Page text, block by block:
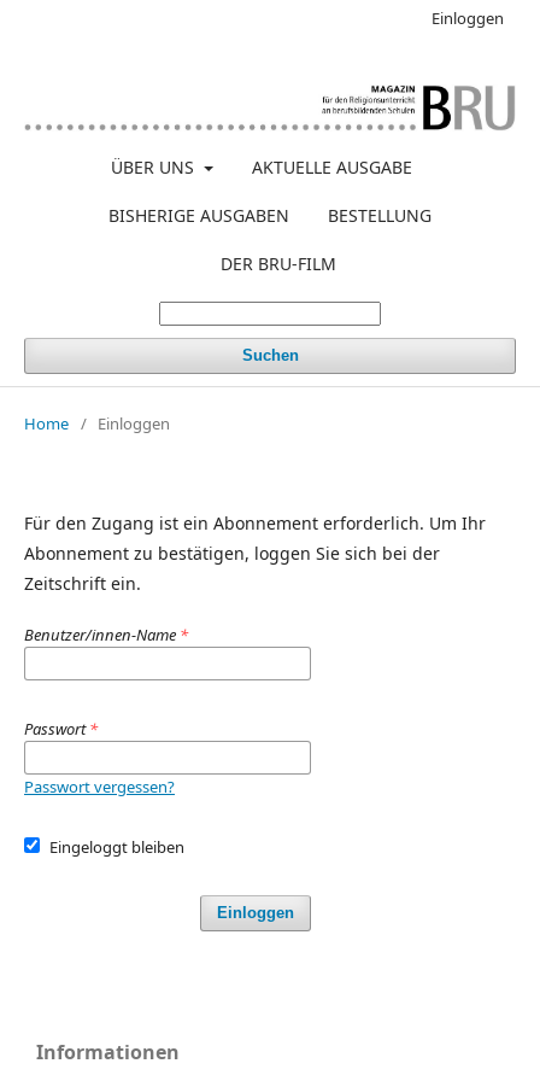
ÜBER UNS AKTUELLE AUSGABE
BISHERIGE AUSGABEN BESTELLUNG
DER BRU-FILM
Suchen
Einloggen
Home / Einloggen
Für den Zugang ist ein Abonnement erforderlich. Um Ihr
Abonnement zu bestätigen, loggen Sie sich bei der
Zeitschrift ein.
Benutzer/innen-Name *
Passwort*
Passwort vergessen?
Eingeloggt bleiben
Einloggen
Informationen